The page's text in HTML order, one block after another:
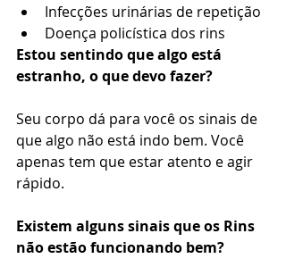
Infecções urinárias de repetição
Doença policística dos rins
Estou sentindo que algo está
estranho, o que devo fazer?
Seu corpo dá para você os sinais de
que algo não está indo bem. Você
apenas tem que estar atento e agir
rápido.
Existem alguns sinais que os Rins
não estão funcionando bem?